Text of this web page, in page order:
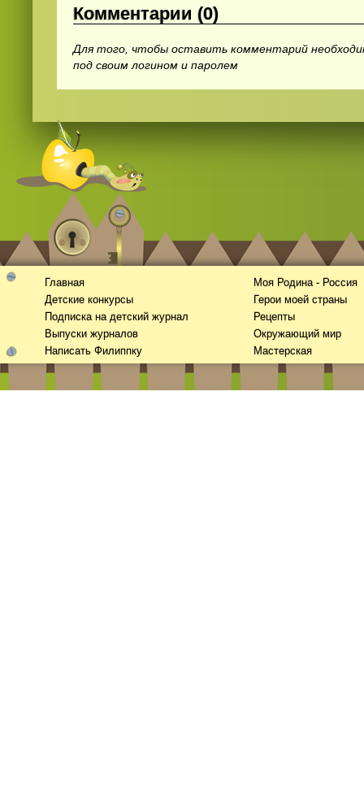
Комментарии (0)
Для того, чтобы оставить комментарий
под своим логином и паролем
Главная
Детские конкурсы
Подписка на детский журнал
Выпуски журналов
Написать Филиппку
Моя Родина - Россия
Герои моей страны
Рецепты
Окружающий мир
Мастерская
видео онлайн